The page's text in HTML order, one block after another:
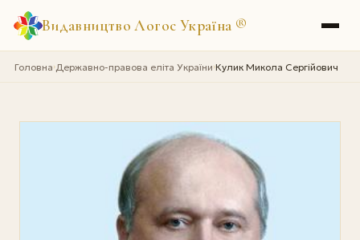
Видавництво Логос Україна ®
Головна›Державно-правова еліта України›Кулик Микола Сергійович